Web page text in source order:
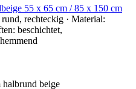
55 x 65 cm / 85 x 150 cm
rechteckig · Material:
beschichtet,